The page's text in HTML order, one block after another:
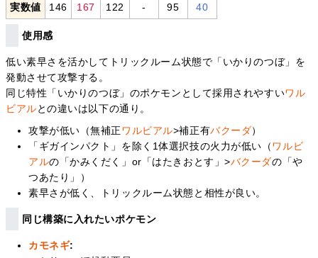
実数値 146 167 122 - 95 40
使用感
低い素早さを活かしてトリックルーム状態で「いかりのつぼ」を
発動させて攻撃する。
同じ特性「いかりのつぼ」のポケモンとして採用されやすいワル
ビアルとの違いは以下の通り。
攻撃が低い（無補正ワルビアル>補正有バクーダ）
「ギガインパクト」を除く1体選択技の火力が低い（ワルビ
アルの「かみくだく」or「はたきおとす」>バクーダの「や
つあたり」）
素早さが低く、トリックルーム状態と相性が良い。
同じ構築に入れたいポケモン
カモネギ: